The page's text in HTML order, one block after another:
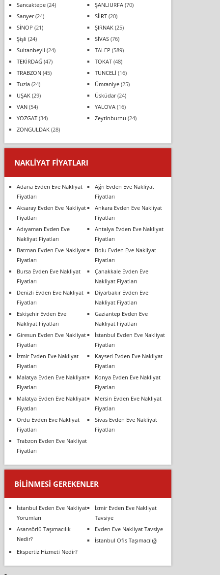
Sancaktepe(24) ŞANLIURFA(70)
Sarıyer(24) SİİRT(20)
SİNOP (21) ŞIRNAK(25)
Şişli (24) SİVAS(76)
Sultanbeyli (24) TALEP (589)
TEKİRDAĞ(47) TOKAT(48)
TRABZON(45) TUNCELİ (16)
Tuzla(24) Ümraniye(25)
UŞAK(29) Üsküdar(24)
VAN(54) YALOVA(16)
YOZGAT(34) Zeytinburnu (24)
ZONGULDAK(28)
NAKLIYAT FIYATLARI
Adana Evden Eve Nakliyat
Fiyatları
Ağrı Evden Eve Nakliyat
Fiyatları
Aksaray Evden Eve Nakliyat
Fiyatları
Ankara Evden Eve Nakliyat
Fiyatları
Adıyaman Evden Eve
Nakliyat Fiyatları
Antalya Evden Eve Nakliyat
Fiyatları
Batman Evden Eve Nakliyat
Fiyatları
Bolu Evden Eve Nakliyat
Fiyatları
Bursa Evden Eve Nakliyat
Fiyatları
Çanakkale Evden Eve
Nakliyat Fiyatları
Denizli Evden Eve Nakliyat
Fiyatları
Diyarbakır Evden Eve
Nakliyat Fiyatları
Eskişehir Evden Eve
Nakliyat Fiyatları
Gaziantep Evden Eve
Nakliyat Fiyatları
Giresun Evden Eve Nakliyat
Fiyatları
İstanbul Evden Eve Nakliyat
Fiyatları
İzmir Evden Eve Nakliyat
Fiyatları
Kayseri Evden Eve Nakliyat
Fiyatları
Malatya Evden Eve Nakliyat
Fiyatları
Konya Evden Eve Nakliyat
Fiyatları
Malatya Evden Eve Nakliyat
Fiyatları
Mersin Evden Eve Nakliyat
Fiyatları
Ordu Evden Eve Nakliyat
Fiyatları
Sivas Evden Eve Nakliyat
Fiyatları
Trabzon Evden Eve Nakliyat
Fiyatları
BILINMESI GEREKENLER
İstanbul Evden Eve Nakliyat
Yorumları
İzmir Evden Eve Nakliyat
Tavsiye
Asansörlü Taşımacılık
Nedir?
Evden Eve Nakliyat Tavsiye
İstanbul Ofis Taşımacılığı
Ekspertiz Hizmeti Nedir?